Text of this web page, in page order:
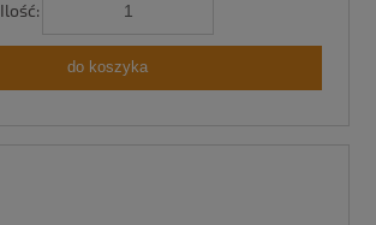
Ilość:
do koszyka